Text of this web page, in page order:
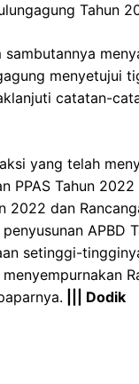
Tahun
menyetujui
catatan-
yang telah
PPAS Tahun
2022 dan
APBD
setinggi-
||| Dodik